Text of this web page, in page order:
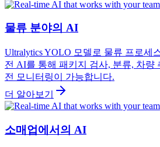
물류 분야의 AI
Ultralytics YOLO 모델로 물류 프로세
전 AI를 통해 패키지 검사, 분류, 차량
전 모니터링이 가능합니다.
더 알아보기
소매업에서의 AI